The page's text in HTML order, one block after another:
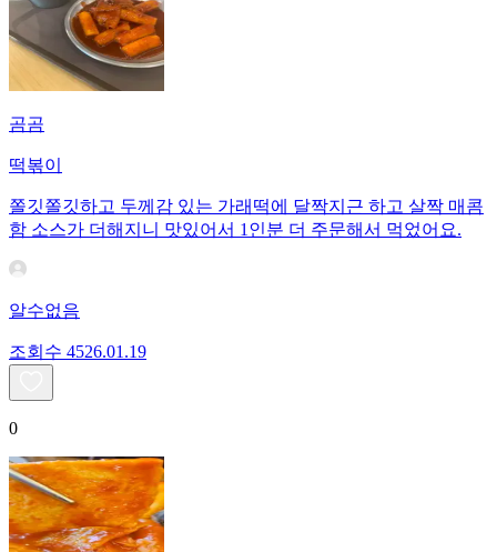
곰곰
떡볶이
쫄깃쫄깃하고 두께감 있는 가래떡에 달짝지근 하고 살짝 매콤
함 소스가 더해지니 맛있어서 1인분 더 주문해서 먹었어요.
알수없음
조회수 4526.01.19
0